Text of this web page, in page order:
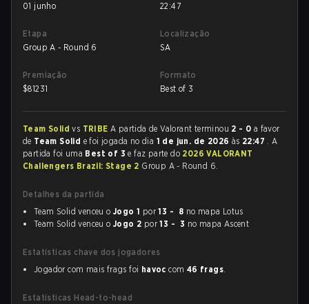
01 junho
22:47
Etapa
Group A - Round 6
Localização
SA
Premiação
$81231
Formato
Best of 3
Team Solidvs TRIBEA partida de Valorant terminou 2 - 0 a favor
de Team Solid e foi jogada no dia 1 de jun. de 2026 às 22:47 . A
partida foi uma Best of 3e faz parte do 2026 VALORANT
Challengers Brazil: Stage 2 Group A - Round 6.
Detalhes da partida
Team Solid venceu o Jogo 1 por13 - 8 no mapa Lotus
Team Solid venceu o Jogo 2 por13 - 3 no mapa Ascent
Estatísticas chave dos jogadores
Jogador com mais frags foi havoc com 46 frags.
Estatísticas Head-to-head